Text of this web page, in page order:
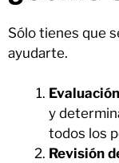
Sólo tienes que
ayudarte.
y
todos los
Revisión